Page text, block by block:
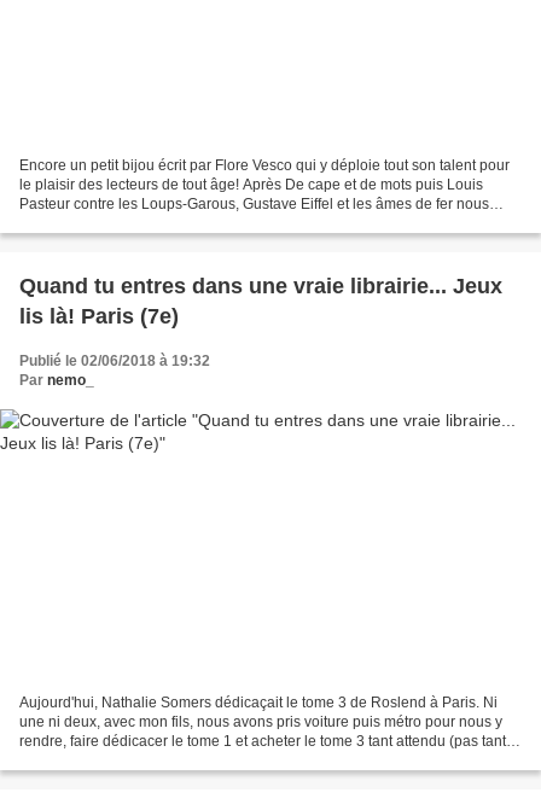
Encore un petit bijou écrit par Flore Vesco qui y déploie tout son talent pour
le plaisir des lecteurs de tout âge! Après De cape et de mots puis Louis
Pasteur contre les Loups-Garous, Gustave Eiffel et les âmes de fer nous
Quand tu entres dans une vraie librairie... Jeux
lis là! Paris (7e)
Publié le 02/06/2018 à 19:32
Par nemo_
Aujourd'hui, Nathalie Somers dédicaçait le tome 3 de Roslend à Paris. Ni
une ni deux, avec mon fils, nous avons pris voiture puis métro pour nous y
rendre, faire dédicacer le tome 1 et acheter le tome 3 tant attendu (pas tant